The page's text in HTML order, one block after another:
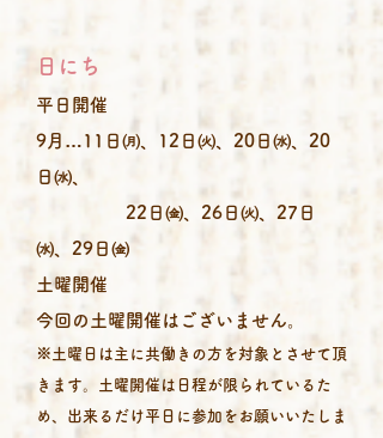
日にち
平日開催
9月… 11 日㈪、12日㈫、20日㈬、20
日㈬、
22日㈮、26日㈫、27日
㈬、29日 ​㈮
土曜開催
​今回の土曜開催はございません。
※土曜日は主に共働きの方を対象とさせて頂
きます。土曜開催は日程が限られているた
め、出来るだけ平日に参加をお願いいたしま